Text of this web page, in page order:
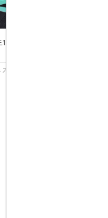
위 16종 가정용 공
정용 공구세트 판촉